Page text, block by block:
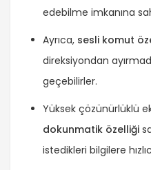
edebilme imkanına
Ayrıca, sesli komut
direksiyondan
geçebilirler.
Yüksek çözünürlüklü
dokunmatik özelliği
istedikleri bilgilere